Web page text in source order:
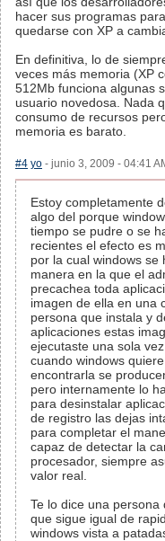
hacer sus programas
quedarse con XP a
En definitiva, lo de
veces más memoria (XP
512Mb funciona algunas
usuario novedosa. Nada
consumo de recursos
memoria es barato.
#4 yo - junio 3, 2009 - 04:41
Estoy completamente
algo del porque
tiempo se pudre o se
recientes el efecto es
por la cual windows se
manera en la que el
precachea toda
imagen de ella en una
persona que instala y
aplicaciones estas
ejecutaste una sola
cuando windows
encontrarla se
pero internamente lo
para desinstalar
de registro las dejas
para completar el
capaz de detectar la
procesador, siempre
valor real.
Te lo dice una
que sigue igual de
windows vista a